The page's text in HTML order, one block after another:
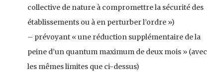
collective de nature à compromettre la sécurité des
établissements ou à en perturber l’ordre »)
– prévoyant « une réduction supplémentaire de la
peine d’un quantum maximum de deux mois » (avec
les mêmes limites que ci-dessus)